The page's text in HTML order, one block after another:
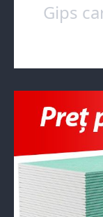
Gips